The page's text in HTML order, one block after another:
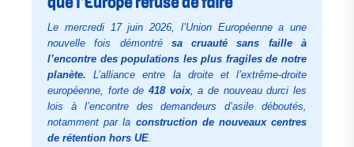
Le mercredi 17 juin 2026, l’Union Européenne a une
nouvelle fois démontré sa cruauté sans faille à
l’encontre des populations les plus fragiles de notre
planète. L’alliance entre la droite et l’extrême-droite
européenne, forte de 418 voix, a de nouveau durci les
lois à l’encontre des demandeurs d’asile déboutés,
notamment par la construction de nouveaux centres
de rétention hors UE.